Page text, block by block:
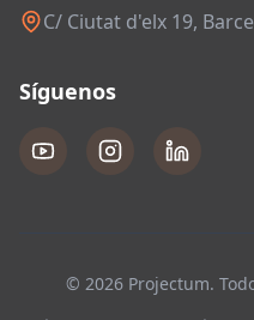
C/ Ciutat d'elx 19,
Síguenos
© 2026 Projectum.